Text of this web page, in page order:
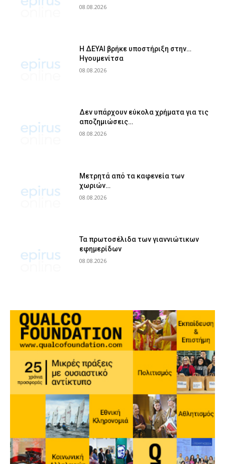
08.08.2026
Η ΔΕΥΑΙ βρήκε υποστήριξη στην…
Ηγουμενίτσα
08.08.2026
Δεν υπάρχουν εύκολα χρήματα για τις
αποζημιώσεις…
08.08.2026
Μετρητά από τα καφενεία των
χωριών…
08.08.2026
Τα πρωτοσέλιδα των γιαννιώτικων
εφημερίδων
08.08.2026